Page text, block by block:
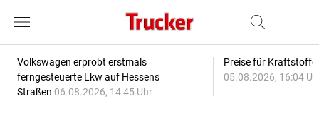
Volkswagen erprobt erstmals
ferngesteuerte Lkw auf Hessens
Straßen 06.08.2026, 14:45 Uhr
Preise für
05.08.2026, 16:04